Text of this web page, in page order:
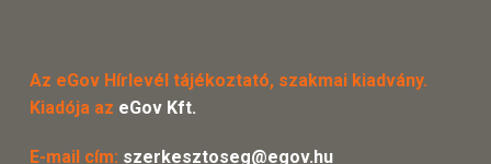
Az eGov Hírlevél tájékoztató, szakmai kiadvány.
Kiadója az eGov Kft.
E-mail cím: szerkesztoseg@egov.hu